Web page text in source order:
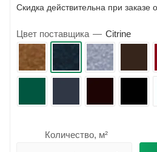
Скидка действительна при заказе
Цвет поставщика — Citrine
Количество, м²